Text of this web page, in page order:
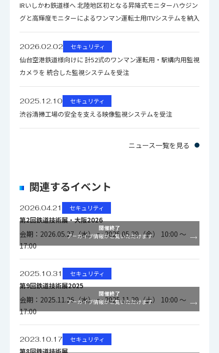
IRいしかわ鉄道様へ 北陸地区初となる昇降式モニターハウジン
グと高輝度モニターによるワンマン運転士用ITVシステムを納入
2026.02.02 セキュリティ
仙台空港鉄道様向けに 計52式のワンマン運転用・駅構内用監視
カメラを 統合した監視システムを受注
2025.12.10 セキュリティ
渋谷清掃工場の安全を支える映像監視システムを受注
ニュース一覧を見る
関連するイベント
2026.04.21 セキュリティ
第2回鉄道技術展・大阪2026
会期：2026.05.27（水） ～ 2026.05.29（金） 10:00 ～
17:00
開催終了
アーカイブ情報がご覧いただけます
2025.10.31 セキュリティ
第9回鉄道技術展2025
会期：2025.11.26（水） ～ 2025.11.29（土） 10:00 ～
17:00
開催終了
アーカイブ情報がご覧いただけます
2023.10.17 セキュリティ